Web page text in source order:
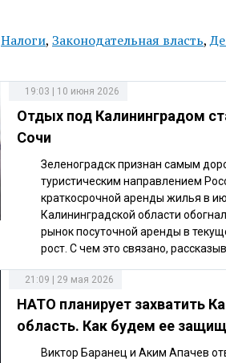
Налоги, Законодательная власть,
19:03 | 10 июня 2026
Отдых под Калининградом
Сочи
Зеленоградск признан самым
туристическим направлением
краткосрочной аренды жилья в
Калининградской области
рынок посуточной аренды в
рост. С чем это связано,
21:09 | 29 мая 2026
НАТО планирует захватить
область. Как будем ее
Виктор Баранец и Аким Апачев